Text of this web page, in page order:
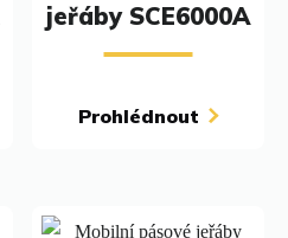
jeřáby SCE6000A
Prohlédnout